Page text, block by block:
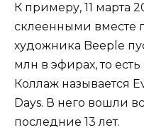
К примеру, 11 марта
склеенными вместе
художника Beeple
млн в эфирах, то
Коллаж называется
Days. В него вошли
последние 13 лет.